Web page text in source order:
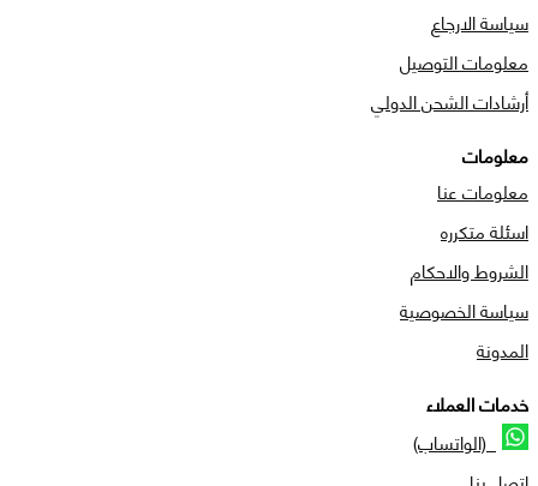
سياسة الارجاع
معلومات التوصيل
أرشادات الشحن الدولي
معلومات
معلومات عنا
اسئلة متكرره
الشروط والاحكام
سياسة الخصوصية
المدونة
خدمات العملاء
(الواتساب)